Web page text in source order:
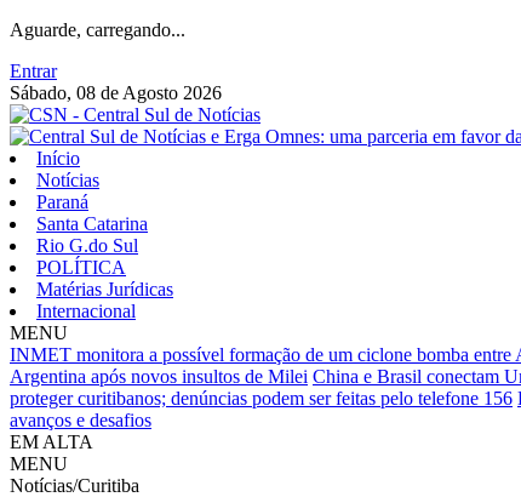
Aguarde, carregando...
Entrar
Sábado, 08 de Agosto 2026
Início
Notícias
Paraná
Santa Catarina
Rio G.do Sul
POLÍTICA
Matérias Jurídicas
Internacional
MENU
INMET monitora a possível formação de um ciclone bomba
Argentina após novos insultos de Milei China e Brasil conectam
proteger curitibanos; denúncias podem ser feitas pelo telefone 156
avanços e desafios
EM ALTA
MENU
Notícias/Curitiba